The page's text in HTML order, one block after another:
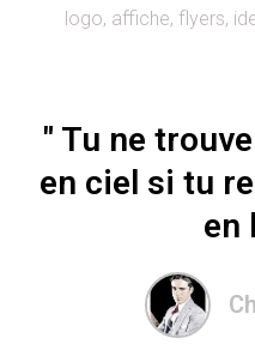
logo, affiche, flyers,
" Tu ne
en ciel si tu
en